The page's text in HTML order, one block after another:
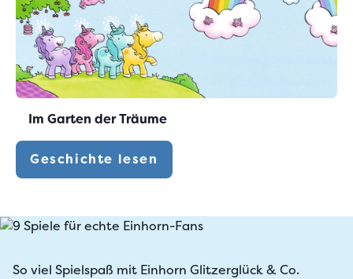
Im Garten der Träume
Geschichte lesen
So viel Spielspaß mit Einhorn Glitzerglück & Co.